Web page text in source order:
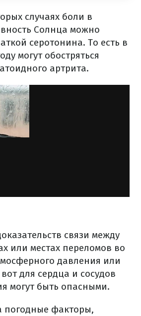
случаях боли в
Солнца можно
серотонина. То есть в
могут обостряться
артрита.
связи между
или местах переломов во
давления или
для сердца и сосудов
могут быть опасными.
погодные факторы,